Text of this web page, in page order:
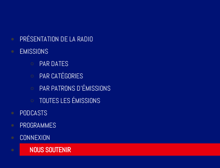
PRÉSENTATION DE LA RADIO
EMISSIONS
PAR DATES
PAR CATÉGORIES
PAR PATRONS D’ÉMISSIONS
TOUTES LES ÉMISSIONS
PODCASTS
PROGRAMMES
CONNEXION
NOUS SOUTENIR